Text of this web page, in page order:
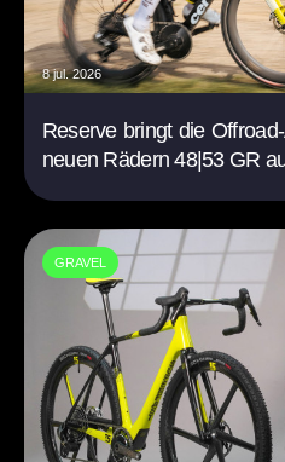
8 jul. 2026
Reserve bringt die
neuen Rädern 48|53 GR
GRAVEL